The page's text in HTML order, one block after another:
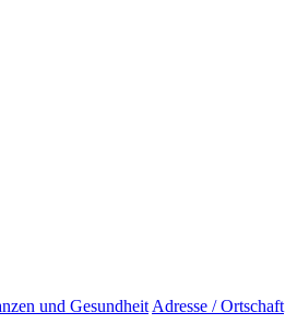
und Gesundheit Adresse / Ortschaft